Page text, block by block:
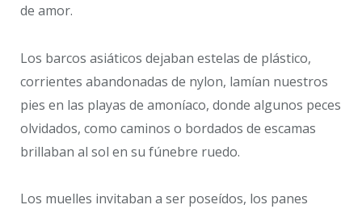
de amor.
Los barcos asiáticos dejaban estelas de plástico,
corrientes abandonadas de nylon, lamían nuestros
pies en las playas de amoníaco, donde algunos peces
olvidados, como caminos o bordados de escamas
brillaban al sol en su fúnebre ruedo.
Los muelles invitaban a ser poseídos, los panes